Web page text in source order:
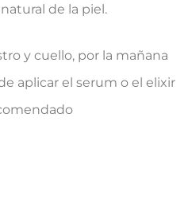
de la piel.
y cuello, por la mañana
aplicar el serum o el elixir